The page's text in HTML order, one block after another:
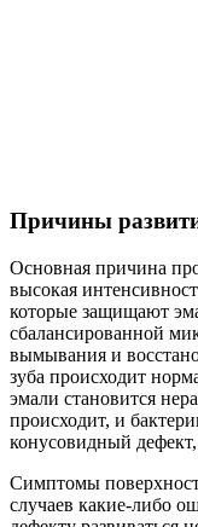
Причины
Основная причина
высокая
которые защищают
сбалансированной
вымывания и
зуба происходит
эмали становится
происходит, и
конусовидный
Симптомы
случаев какие-либо